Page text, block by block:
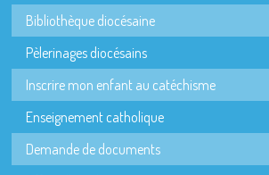
Bibliothèque diocésaine
Pèlerinages diocésains
Inscrire mon enfant au catéchisme
Enseignement catholique
Demande de documents